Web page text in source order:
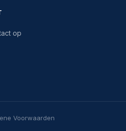
op
Voorwaarden